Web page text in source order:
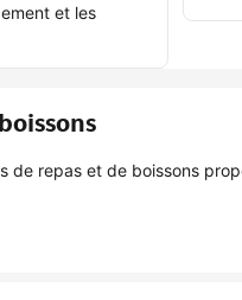
et les
de repas et de boissons